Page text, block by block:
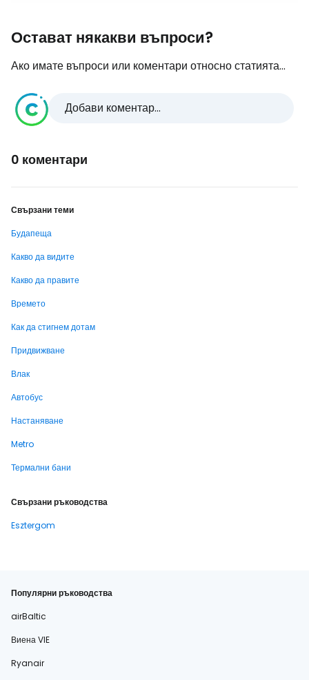
Остават някакви въпроси?
Ако имате въпроси или коментари относно статията...
Добави коментар...
0 коментари
Свързани теми
Будапеща
Какво да видите
Какво да правите
Времето
Как да стигнем дотам
Придвижване
Влак
Автобус
Настаняване
Metro
Термални бани
Свързани ръководства
Esztergom
Популярни ръководства
airBaltic
Виена VIE
Ryanair